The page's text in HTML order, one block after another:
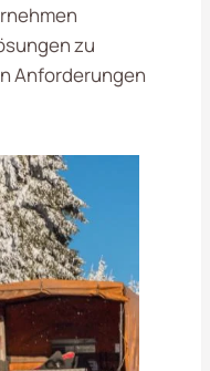
zu
Anforderungen